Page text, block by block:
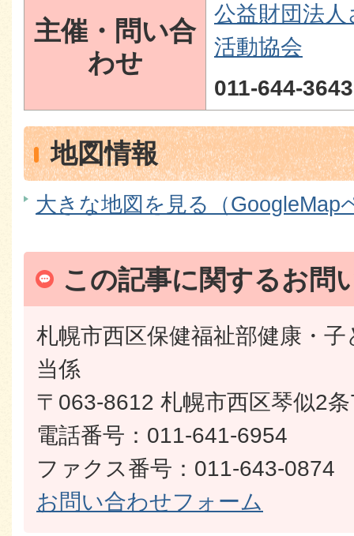
主催・問い合
わせ
公益財団法
活動協会
011-644-3643
地図情報
大きな地図を見る（GoogleMap
この記事に関するお問
札幌市西区保健福祉部健康・
当係
〒063-8612 札幌市西区琴似2
電話番号：011-641-6954
ファクス番号：011-643-0874
お問い合わせフォーム